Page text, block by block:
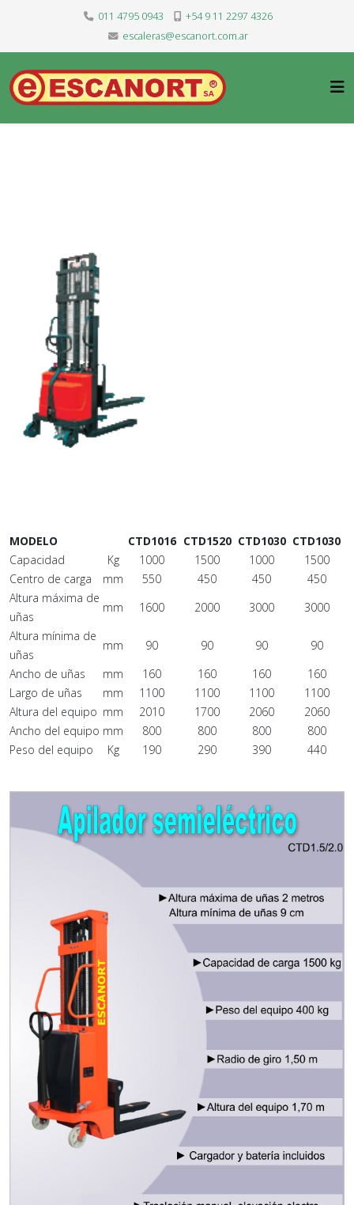
011 4795 0943
+54 9 11 2297 4326
escaleras@escanort.com.ar
MODELO CTD1016 CTD1520 CTD1030 CTD1030
Capacidad
Kg 1000 1500 1000
1500
Centro de carga
mm 550 450 450
450
Altura máxima de
uñas
mm 1600 2000 3000
3000
Altura mínima de
uñas
mm 90 90 90
90
Ancho de uñas
mm 160 160 160
160
Largo de uñas
mm 1100 1100 1100
1100
Altura del equipo mm 2010 1700 2060
2060
Ancho del equipo mm 800 800 800
800
Peso del equipo
Kg 190 290 390 440